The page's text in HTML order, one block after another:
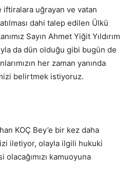
uğrayan ve vatan
dahi talep edilen Ülkü
Sayın Ahmet Yiğit Yıldırım
da dün olduğu gibi bugün de
her zaman yanında
belirtmek istiyoruz.
KOÇ Bey’e bir kez daha
iletiyor, olayla ilgili hukuki
kamuoyuna